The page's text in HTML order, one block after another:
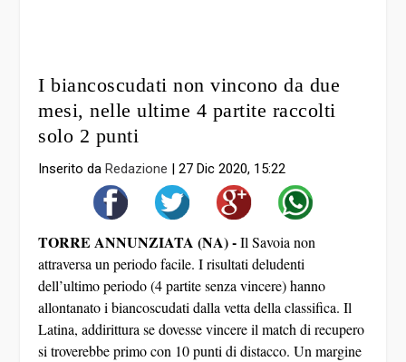
I biancoscudati non vincono da due
mesi, nelle ultime 4 partite raccolti
solo 2 punti
Inserito da Redazione |27 Dic 2020, 15:22
TORRE ANNUNZIATA (NA) -Il Savoia non
attraversa un periodo facile. I risultati deludenti
dell’ultimo periodo (4 partite senza vincere) hanno
allontanato i biancoscudati dalla vetta della classifica. Il
Latina, addirittura se dovesse vincere il match di recupero
si troverebbe primo con 10 punti di distacco. Un margine